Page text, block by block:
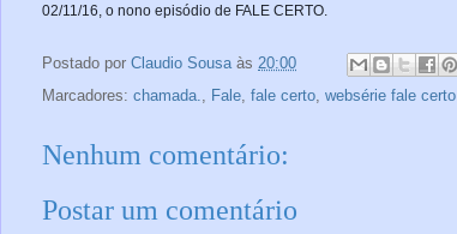
02/11/16, o nono episódio de FALE CERTO.
Postado por Claudio Sousa às 20:00
Marcadores: chamada. Fale fale certo websérie fale certo
Nenhum comentário:
Postar um comentário